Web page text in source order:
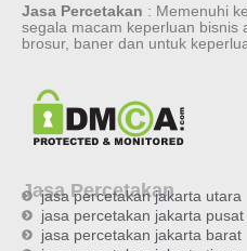
Jasa Percetakan : Memenuhi
segala macam keperluan bisnis
brosur, baner dan untuk
Jasa Percetakan
jasa percetakan jakarta utara
jasa percetakan jakarta pusat
jasa percetakan jakarta barat